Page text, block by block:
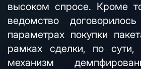
высоком спросе. Кроме
ведомство
параметрах покупки
рамках сделки, по
механизм